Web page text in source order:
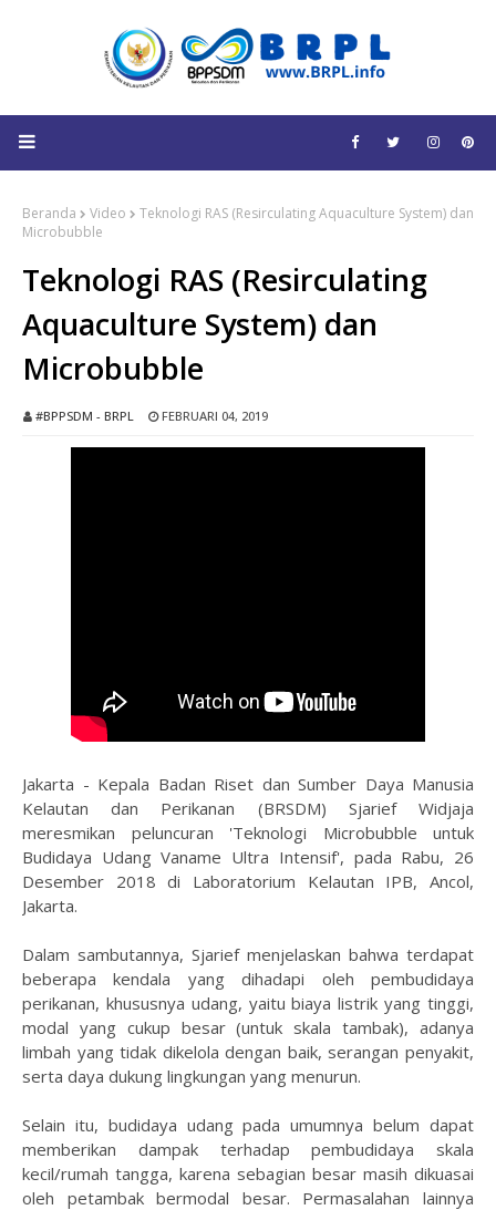
Beranda Video
Teknologi RAS (Resirculating Aquaculture System) dan
Microbubble
Teknologi RAS (Resirculating
Aquaculture System) dan
Microbubble
#BPPSDM - BRPL FEBRUARI 04, 2019
Jakarta - Kepala Badan Riset dan Sumber Daya Manusia
Kelautan dan Perikanan (BRSDM) Sjarief Widjaja
meresmikan peluncuran 'Teknologi Microbubble untuk
Budidaya Udang Vaname Ultra Intensif', pada Rabu, 26
Desember 2018 di Laboratorium Kelautan IPB, Ancol,
Jakarta.
Dalam sambutannya, Sjarief menjelaskan bahwa terdapat
beberapa kendala yang dihadapi oleh pembudidaya
perikanan, khususnya udang, yaitu biaya listrik yang tinggi,
modal yang cukup besar (untuk skala tambak), adanya
limbah yang tidak dikelola dengan baik, serangan penyakit,
serta daya dukung lingkungan yang menurun.
Selain itu, budidaya udang pada umumnya belum dapat
memberikan dampak terhadap pembudidaya skala
kecil/rumah tangga, karena sebagian besar masih dikuasai
oleh petambak bermodal besar. Permasalahan lainnya